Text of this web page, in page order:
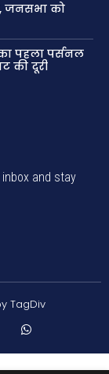
जनसभा को
पहला पर्सनल
की दूरी
and stay
TagDiv